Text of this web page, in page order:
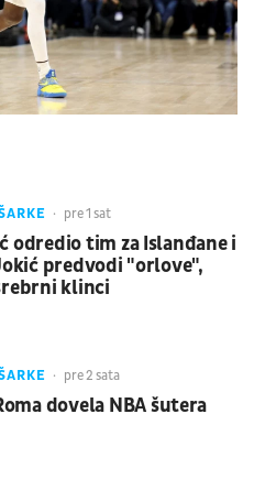
pre 1 sat
odredio tim za Islanđane i
predvodi "orlove",
klinci
pre 2 sata
dovela NBA šutera